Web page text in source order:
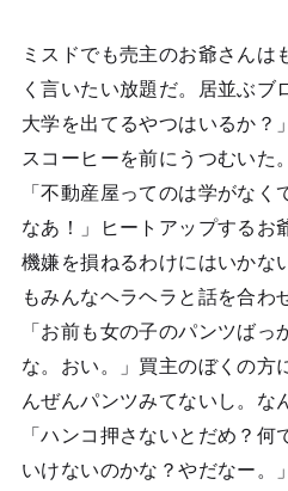
ミスドでも売主のお爺さんは
く言いたい放題だ。居並ぶブ
大学を出てるやつはいるか？
スコーヒーを前にうつむいた
「不動産屋ってのは学がなく
なあ！」ヒートアップするお
機嫌を損ねるわけにはいかな
もみんなヘラヘラと話を合わ
「お前も女の子のパンツばっ
な。おい。」買主のぼくの方
んぜんパンツみてないし。な
「ハンコ押さないとだめ？
いけないのかな？やだなー。」